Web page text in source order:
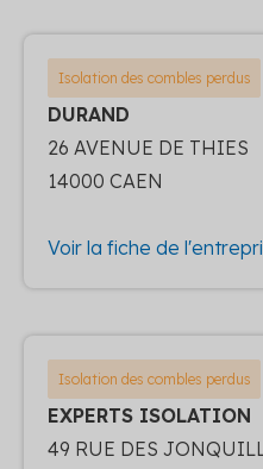
Isolation des combles perdus
DURAND
26 AVENUE DE THIES
14000 CAEN
Voir la fiche de
Isolation des combles perdus
EXPERTS ISOLATION
49 RUE DES